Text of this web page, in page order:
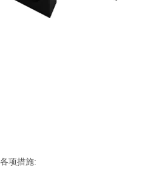
项措施: